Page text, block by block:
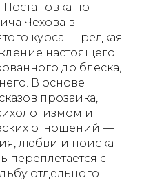
Постановка по
Чехова в
курса — редкая
настоящего
до блеска,
В основе
прозаика,
и
отношений —
любви и поиска
переплетается с
отдельного